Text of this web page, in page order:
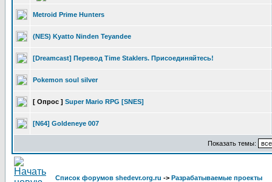
Metroid Prime Hunters
(NES) Kyatto Ninden Teyandee
[Dreamcast] Перевод Time Staklers. Присоединяйтесь!
Pokemon soul silver
[ Опрос ] Super Mario RPG [SNES]
[N64] Goldeneye 007
Показать темы:
Список форумов shedevr.org.ru -> Разрабатываемые проекты